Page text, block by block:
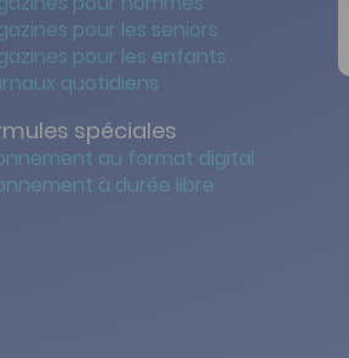
pour les seniors
pour les enfants
quotidiens
spéciales
au format digital
à durée libre